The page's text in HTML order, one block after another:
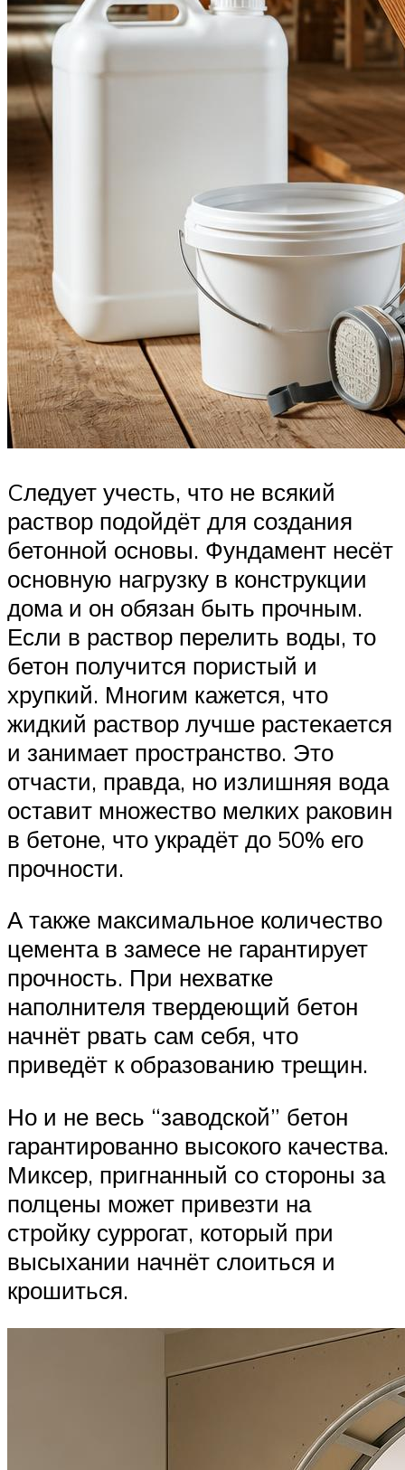
Cледует учесть, что не всякий
раствор подойдёт для создания
бетонной основы. Фундамент несёт
основную нагрузку в конструкции
дома и он обязан быть прочным.
Если в раствор перелить воды, то
бетон получится пористый и
хрупкий. Многим кажется, что
жидкий раствор лучше растекается
и занимает пространство. Это
отчасти, правда, но излишняя вода
оставит множество мелких раковин
в бетоне, что украдёт до 50% его
прочности.
А также максимальное количество
цемента в замесе не гарантирует
прочность. При нехватке
наполнителя твердеющий бетон
начнёт рвать сам себя, что
приведёт к образованию трещин.
Но и не весь “заводской” бетон
гарантированно высокого качества.
Миксер, пригнанный со стороны за
полцены может привезти на
стройку суррогат, который при
высыхании начнёт слоиться и
крошиться.